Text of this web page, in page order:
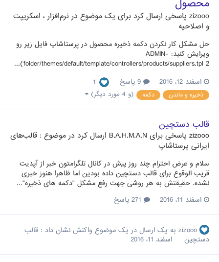
محصول
zizooo پاسخی ارسال کرد برای یک موضوع در نرم‌افزار ، اسکریپت
و اصلاحیه
حل مشکل کار نکردن دکمه ذخیره محصول در پرستاشاپ فایل زیر رو
ویرایش کنید: ADMIN-
folder/themes/default/template/controllers/products/suppliers.tpl 2)...
اسفند 12، 2016
1
ذخیره و ماندن دکمه (و 4 مورد دیگر)
قالب دستچین
zizooo پاسخی برای B.A.H.M.A.N ارسال کرد در موضوع : قالب‌های
ایرانی پرستاشاپ
سلام و عرض احترام چند روز پیش در کانال تلگرامتون خبر از آپدیت
قریب الوقوع برای قالب دستچین داده بودین اما ظاهرا هنوز خبری
نشده. حقیقتش به هر روشی جهت رفع مشکل "دکمه های ذخیره"...
اسفند 11، 2016
zizooo به یک ارسال در یک موضوع واکنش نشان داد : قالب
دستچین
اسفند 11، 2016